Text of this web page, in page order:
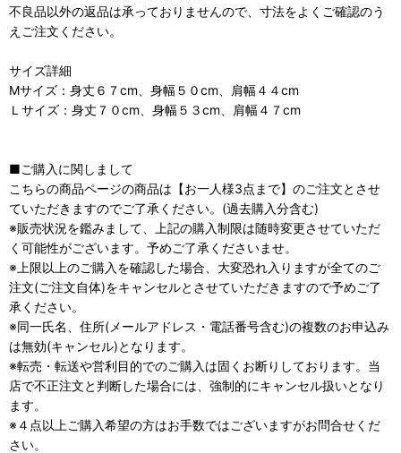
不良品以外の返品は承っておりませんので、寸法をよくご確認のう
えご注文ください。
サイズ詳細
Мサイズ：身丈６７cm、身幅５０cm、肩幅４４cm
Ｌサイズ：身丈７０cm、身幅５３cm、肩幅４７cm
■ご購入に関しまして
こちらの商品ページの商品は【お一人様3点まで】のご注文とさせ
ていただきますのでご了承ください。(過去購入分含む)
※販売状況を鑑みまして、上記の購入制限は随時変更させていただ
く可能性がございます。予めご了承くださいませ。
※上限以上のご購入を確認した場合、大変恐れ入りますが全てのご
注文(ご注文自体)をキャンセルとさせていただきますので予めご了
承ください。
※同一氏名、住所(メールアドレス・電話番号含む)の複数のお申込み
は無効(キャンセル)となります。
※転売・転送や営利目的でのご購入は固くお断りしております。当
店で不正注文と判断した場合には、強制的にキャンセル扱いとなり
ます。
※４点以上ご購入希望の方はお手数ではございますがお問合せくだ
さい。